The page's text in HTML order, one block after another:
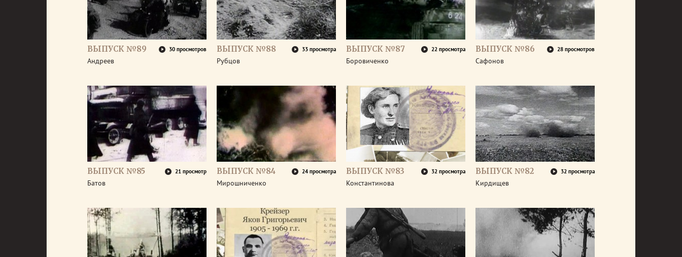
ВЫПУСК №89 30 просмотров
Андреев
ВЫПУСК №88 33 просмотра
Рубцов
ВЫПУСК №87 22 просмотра
Боровиченко
ВЫПУСК №86 28 просмотров
Сафонов
ВЫПУСК №85 21 просмотр
Батов
ВЫПУСК №84 24 просмотра
Мирошниченко
ВЫПУСК №83 32 просмотра
Константинова
ВЫПУСК №82 32 просмотра
Кирдищев